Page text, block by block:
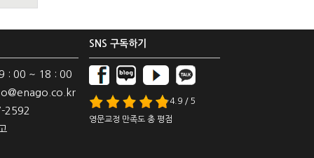
: 00 ~ 18 : 00
2592
SNS 구독하기
4.9 / 5
영문교정 만족도 총 평점